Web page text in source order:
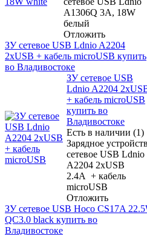
A1306Q 3A, 18W
белый
Отложить
ЗУ сетевое USB Ldnio A2204
2xUSB + кабель microUSB купить
во Владивостоке
ЗУ сетевое USB
Ldnio A2204
+ кабель microUSB
купить во
Владивостоке
Есть в наличии (1)
Зарядное
сетевое USB Ldnio
A2204 2xUSB
2.4A + кабель
microUSB
Отложить
ЗУ сетевое USB Hoco CS17A
QC3.0 black купить во
Владивостоке